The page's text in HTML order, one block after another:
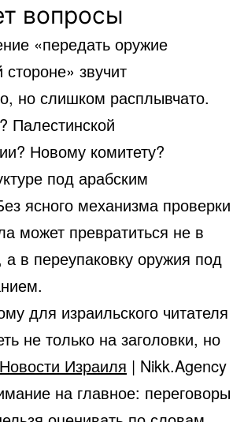
вопросы
«передать оружие
стороне» звучит
но слишком расплывчато.
Палестинской
Новому комитету?
под арабским
ясного механизма проверки
может превратиться не в
а в переупаковку оружия под
для израильского читателя
не только на заголовки, но
Новости Израиля | Nikk.Agency
на главное: переговоры